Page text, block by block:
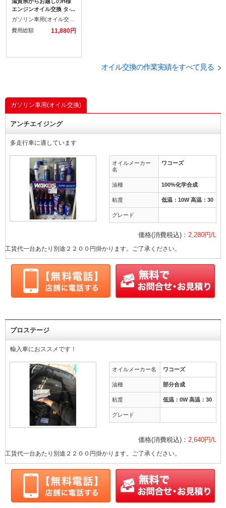
エンジンオイル交換 タイ
ヤホイール持ち込み交換
た。
費用総額
11,880円
オイル交換の作業実績をすべて見る
ガソリン車用(オイル交換)
アンチエイジング
多走行車に適しています
オイルメーカー
名
ワコーズ
油種 100%化学合成
粘度 低温：10W 高温：30
グレード
価格(消費税込)： 2,280円/L
工賃代一台あたり別途２２００円掛かります。ご了承ください。
プロステージ
輸入車におススメです！
オイルメーカー名 ワコーズ
油種 部分合成
粘度 低温：0W 高温：30
グレード
価格(消費税込)： 2,640円/L
工賃代一台あたり別途２２００円掛かります。ご了承ください。